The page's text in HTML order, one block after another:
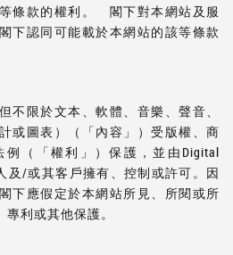
條款的權利。 閣下對本網站及服
認同可能載於本網站的該等條款
不限於文本、軟體、音樂、聲音、
或圖表）（「內容」）受版權、商
（「權利」）保護，並由Digital
及/或其客戶擁有、控制或許可。因
下應假定於本網站所見、所閱或所
利或其他保護。